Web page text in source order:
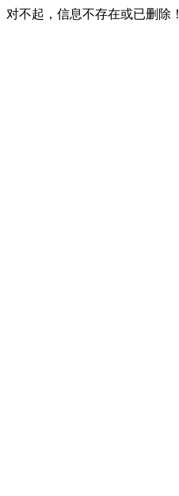
对不起，信息不存在或已删除！